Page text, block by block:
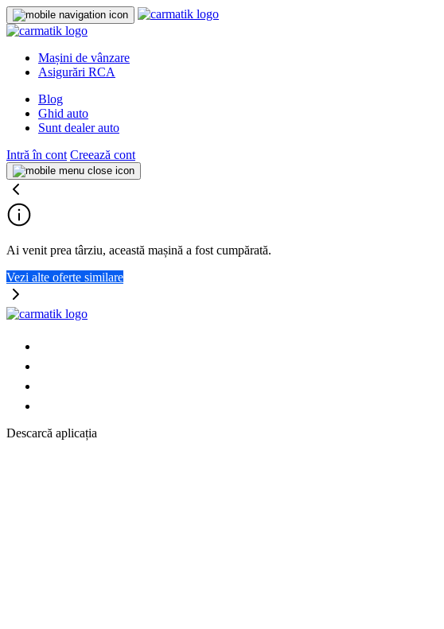
Mașini de vânzare
Asigurări RCA
Blog
Ghid auto
Sunt dealer auto
Intră în cont Creează cont
Ai venit prea târziu, această mașină a fost cumpărată.
Vezi alte oferte similare
Descarcă aplicația